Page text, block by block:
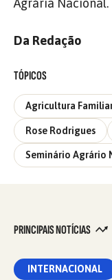
Agrária Nacional.
Da Redação
TÓPICOS
Agricultura
Rose Rodrigues
Seminário Agrário
PRINCIPAIS NOTÍCIAS
INTERNACIONAL